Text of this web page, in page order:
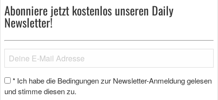
Abonniere jetzt kostenlos unseren Daily
Newsletter!
* Ich habe die Bedingungen zur Newsletter-Anmeldung gelesen
und stimme diesen zu.